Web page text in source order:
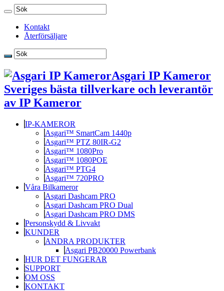
Kontakt
Återförsäljare
Asgari IP Kameror
Sveriges bästa tillverkare och leverantör
av IP Kameror
IP-KAMEROR
Asgari™ SmartCam 1440p
Asgari™ PTZ 80IR-G2
Asgari™ 1080Pro
Asgari™ 1080POE
Asgari™ PTG4
Asgari™ 720PRO
Våra Bilkameror
Asgari Dashcam PRO
Asgari Dashcam PRO Dual
Asgari Dashcam PRO DMS
Personskydd & Livvakt
KUNDER
ANDRA PRODUKTER
Asgari PB20000 Powerbank
HUR DET FUNGERAR
SUPPORT
OM OSS
KONTAKT